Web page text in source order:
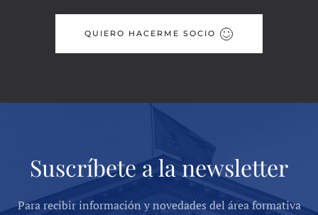
QUIERO HACERME SOCIO
Suscríbete a la newsletter
Para recibir información y novedades del área formativa